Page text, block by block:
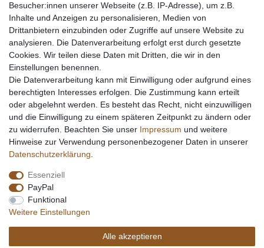
Besucher:innen unserer Webseite (z.B. IP-Adresse), um z.B.
Inhalte und Anzeigen zu personalisieren, Medien von
Drittanbietern einzubinden oder Zugriffe auf unsere Website zu
analysieren. Die Datenverarbeitung erfolgt erst durch gesetzte
Cookies. Wir teilen diese Daten mit Dritten, die wir in den
Einstellungen benennen.
Die Datenverarbeitung kann mit Einwilligung oder aufgrund eines
berechtigten Interesses erfolgen. Die Zustimmung kann erteilt
oder abgelehnt werden. Es besteht das Recht, nicht einzuwilligen
und die Einwilligung zu einem späteren Zeitpunkt zu ändern oder
zu widerrufen. Beachten Sie unser Impressum und weitere
Hinweise zur Verwendung personenbezogener Daten in unserer
Daten­schutz­erklärung
Essenziell
PayPal
Funktional
Weitere Einstellungen
Alle akzeptieren